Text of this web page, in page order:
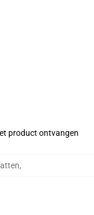
product ontvangen
,